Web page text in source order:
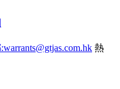
熱